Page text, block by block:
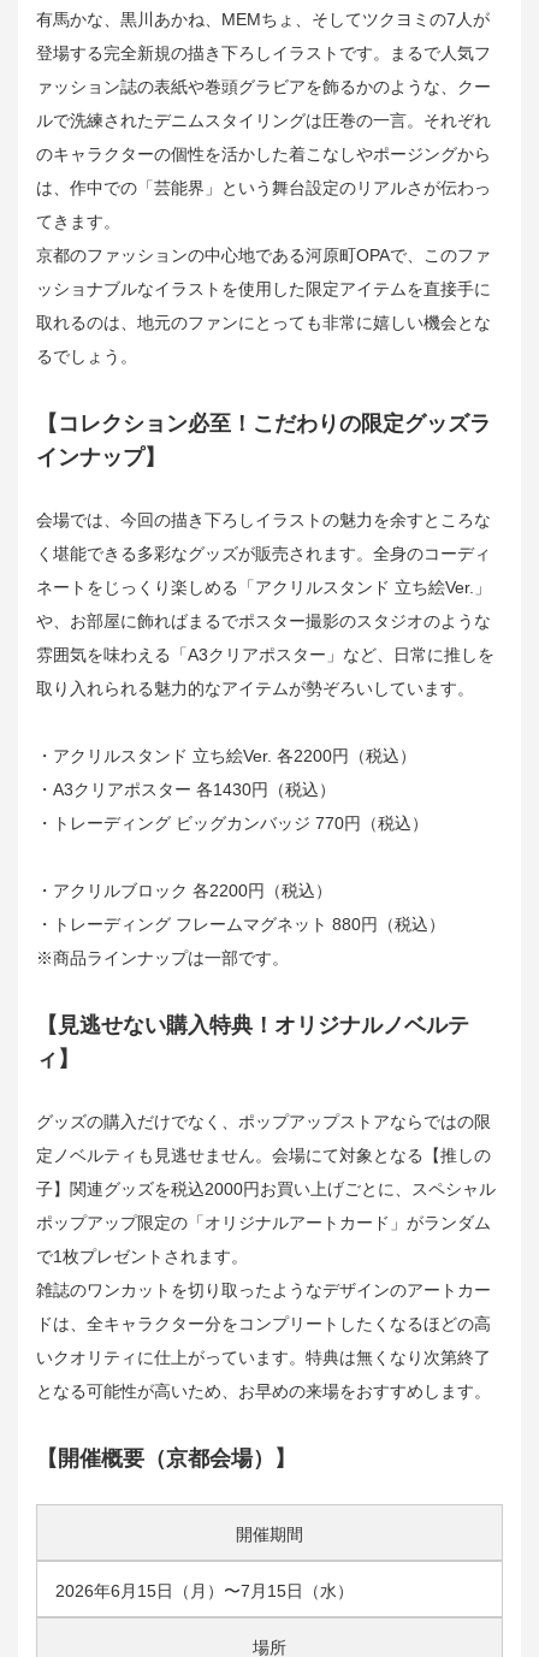
有馬かな、黒川あかね、MEMちょ、そしてツクヨミの7人が
登場する完全新規の描き下ろしイラストです。まるで人気フ
ァッション誌の表紙や巻頭グラビアを飾るかのような、クー
ルで洗練されたデニムスタイリングは圧巻の一言。それぞれ
のキャラクターの個性を活かした着こなしやポージングから
は、作中での「芸能界」という舞台設定のリアルさが伝わっ
てきます。
京都のファッションの中心地である河原町OPAで、このファ
ッショナブルなイラストを使用した限定アイテムを直接手に
取れるのは、地元のファンにとっても非常に嬉しい機会とな
るでしょう。
【コレクション必至！こだわりの限定グッズラ
インナップ】
会場では、今回の描き下ろしイラストの魅力を余すところな
く堪能できる多彩なグッズが販売されます。全身のコーディ
ネートをじっくり楽しめる「アクリルスタンド 立ち絵Ver.」
や、お部屋に飾ればまるでポスター撮影のスタジオのような
雰囲気を味わえる「A3クリアポスター」など、日常に推しを
取り入れられる魅力的なアイテムが勢ぞろいしています。
・アクリルスタンド 立ち絵Ver. 各2200円（税込）
・A3クリアポスター 各1430円（税込）
・トレーディング ビッグカンバッジ 770円（税込）
・アクリルブロック 各2200円（税込）
・トレーディング フレームマグネット 880円（税込）
※商品ラインナップは一部です。
【見逃せない購入特典！オリジナルノベルテ
ィ】
グッズの購入だけでなく、ポップアップストアならではの限
定ノベルティも見逃せません。会場にて対象となる【推しの
子】関連グッズを税込2000円お買い上げごとに、スペシャル
ポップアップ限定の「オリジナルアートカード」がランダム
で1枚プレゼントされます。
雑誌のワンカットを切り取ったようなデザインのアートカー
ドは、全キャラクター分をコンプリートしたくなるほどの高
いクオリティに仕上がっています。特典は無くなり次第終了
となる可能性が高いため、お早めの来場をおすすめします。
【開催概要（京都会場）】
開催期間
2026年6月15日（月）〜7月15日（水）
場所